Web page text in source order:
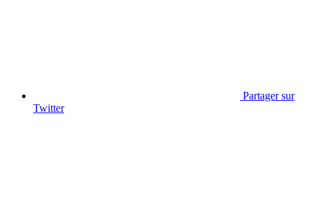
Partager sur
Twitter